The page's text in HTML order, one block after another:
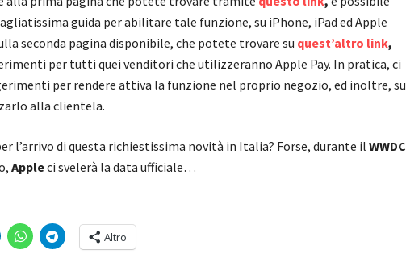
guida per abilitare tale funzione, su iPhone, iPad ed Apple
seconda pagina disponibile, che potete trovare su quest’altro link,
per tutti quei venditori che utilizzeranno Apple Pay. In pratica, ci
per rendere attiva la funzione nel proprio negozio, ed inoltre, su
alla clientela.
l’arrivo di questa richiestissima novità in Italia? Forse, durante il WWDC
Appleci svelerà la data ufficiale…
Altro